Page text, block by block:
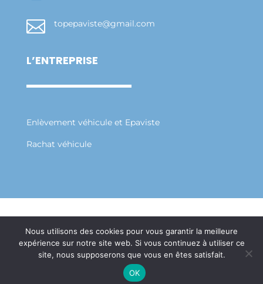
 topepaviste@gmail.com
L’ENTREPRISE
Enlèvement véhicule et Epaviste
Rachat véhicule
Plan du Site
Création Site Internet Saint-Etienne | WEBILIKO
|
Nous utilisons des cookies pour vous garantir la meilleure
expérience sur notre site web. Si vous continuez à utiliser ce
site, nous supposerons que vous en êtes satisfait.
OK